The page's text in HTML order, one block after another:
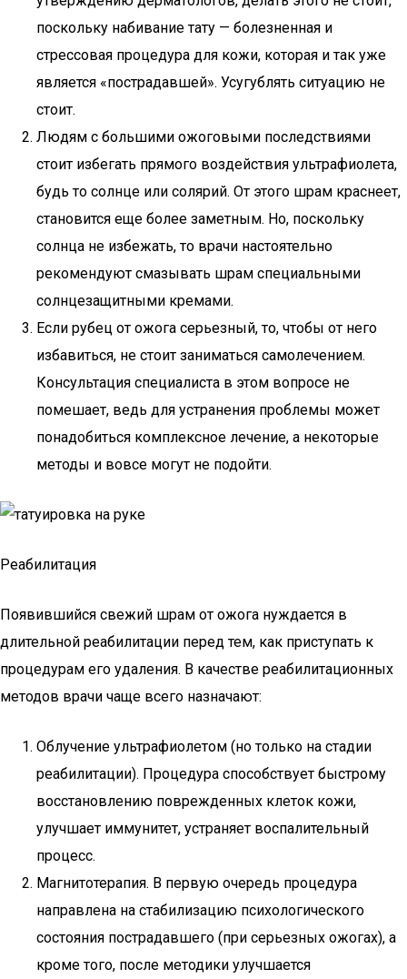
поскольку набивание тату — болезненная и
стрессовая процедура для кожи, которая и так уже
является «пострадавшей». Усугублять ситуацию не
стоит.
Людям с большими ожоговыми последствиями
стоит избегать прямого воздействия ультрафиолета,
будь то солнце или солярий. От этого шрам краснеет,
становится еще более заметным. Но, поскольку
солнца не избежать, то врачи настоятельно
рекомендуют смазывать шрам специальными
солнцезащитными кремами.
Если рубец от ожога серьезный, то, чтобы от него
избавиться, не стоит заниматься самолечением.
Консультация специалиста в этом вопросе не
помешает, ведь для устранения проблемы может
понадобиться комплексное лечение, а некоторые
методы и вовсе могут не подойти.
Реабилитация
Появившийся свежий шрам от ожога нуждается в
длительной реабилитации перед тем, как приступать к
процедурам его удаления. В качестве реабилитационных
методов врачи чаще всего назначают:
Облучение ультрафиолетом (но только на стадии
реабилитации). Процедура способствует быстрому
восстановлению поврежденных клеток кожи,
улучшает иммунитет, устраняет воспалительный
процесс.
Магнитотерапия. В первую очередь процедура
направлена на стабилизацию психологического
состояния пострадавшего (при серьезных ожогах), а
кроме того, после методики улучшается